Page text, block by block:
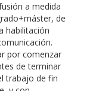
a medida
de
habilitación
por comenzar
de terminar
trabajo de fin